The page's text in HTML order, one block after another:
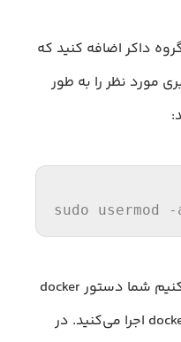
داکر اضافه کنید که
مورد نظر را به طور
sudo usermod -
در ادامه این آموزش فرض می‌کنیم شما دستور docker
را به عنوان یک کاربر در گروه docker اجرا می‌کنید. در